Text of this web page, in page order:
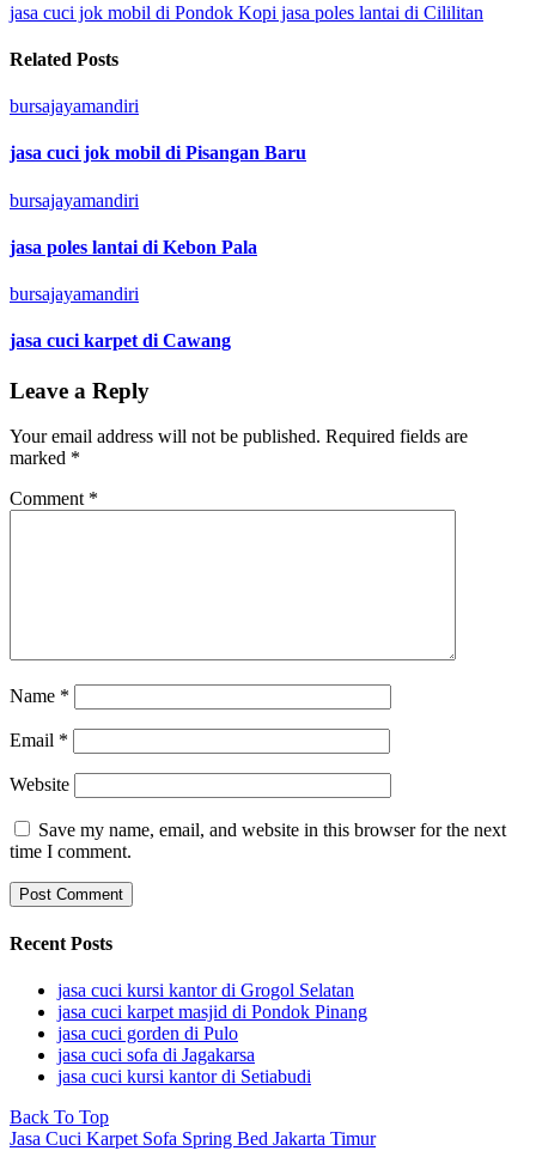
jasa cuci jok mobil di Pondok Kopi jasa poles lantai di Cililitan
Related Posts
bursajayamandiri
jasa cuci jok mobil di Pisangan Baru
bursajayamandiri
jasa poles lantai di Kebon Pala
bursajayamandiri
jasa cuci karpet di Cawang
Leave a Reply
Your email address will not be published. Required fields are
marked *
Comment *
Name *
Email *
Website
Save my name, email, and website in this browser for the next
time I comment.
Recent Posts
jasa cuci kursi kantor di Grogol Selatan
jasa cuci karpet masjid di Pondok Pinang
jasa cuci gorden di Pulo
jasa cuci sofa di Jagakarsa
jasa cuci kursi kantor di Setiabudi
Back To Top
Jasa Cuci Karpet Sofa Spring Bed Jakarta Timur